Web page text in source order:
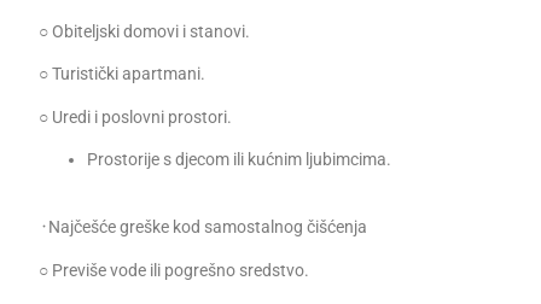
○ Obiteljski domovi i stanovi.
○ Turistički apartmani.
○ Uredi i poslovni prostori.
Prostorije s djecom ili kućnim ljubimcima.
᠂ Najčešće greške kod samostalnog čišćenja
○ Previše vode ili pogrešno sredstvo.